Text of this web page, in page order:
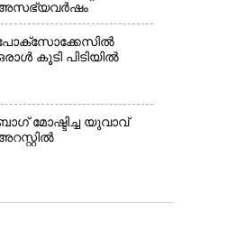
കൂടി പിടിയിൽ
മോഷ്ടിച്ച യുവാവ്